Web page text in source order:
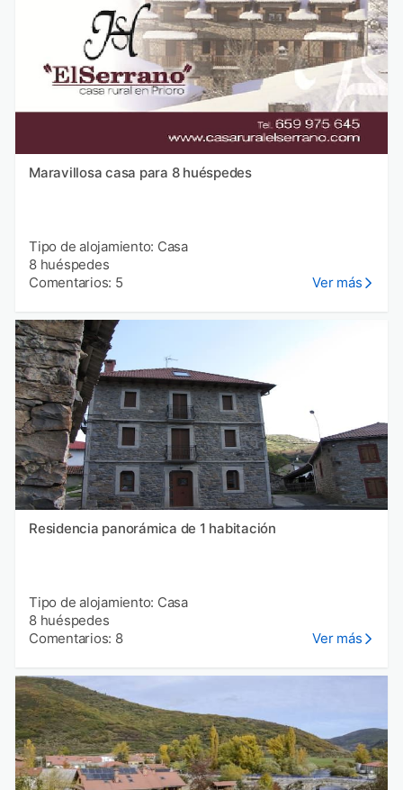
Maravillosa casa para 8 huéspedes
Tipo de alojamiento: Casa
8 huéspedes
Comentarios: 5
Ver más
Residencia panorámica de 1 habitación
Tipo de alojamiento: Casa
8 huéspedes
Comentarios: 8
Ver más